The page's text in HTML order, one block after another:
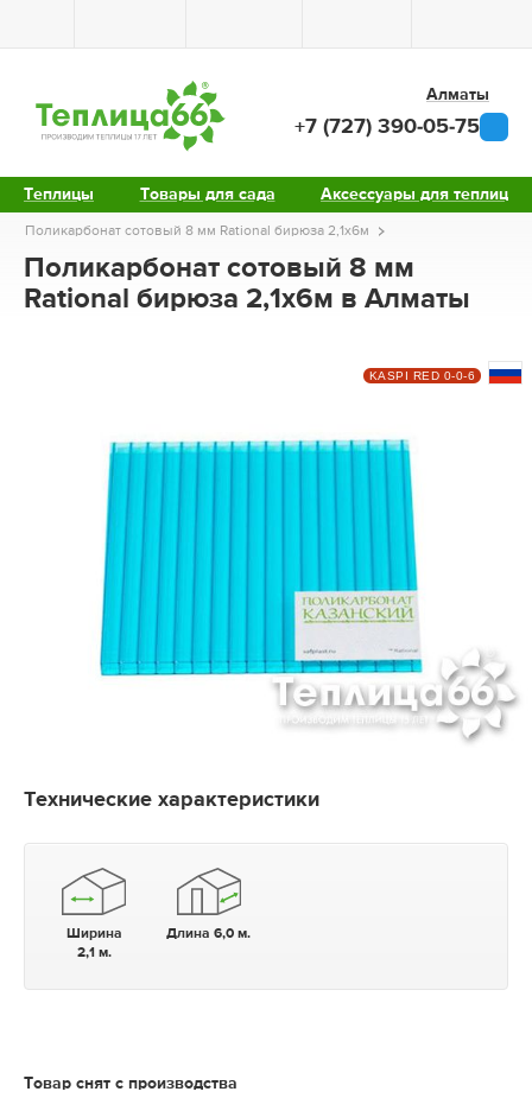
Теплицы Товары для сада Аксессуары для теплиц
Алматы
+7 (727) 390-05-75
Поликарбонат сотовый 8 мм Rational бирюза 2,1х6м
Поликарбонат сотовый 8 мм
Rational бирюза 2,1х6м в Алматы
KASPI RED 0-0-6
Технические характеристики
Ширина
2,1 м.
Длина 6,0 м.
Товар снят с производства